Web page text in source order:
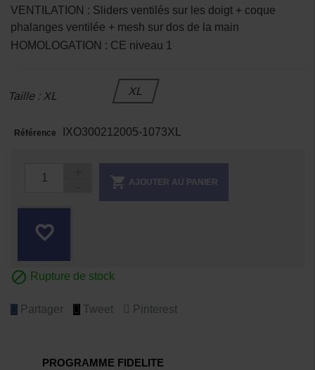
VENTILATION : Sliders ventilés sur les doigt + coque
phalanges ventilée + mesh sur dos de la main
HOMOLOGATION : CE niveau 1
Taille : XL XL
Référence IXO300212005-1073XL
 AJOUTER AU PANIER
favorite_border
 Rupture de stock
Partager Tweet Pinterest
PROGRAMME FIDELITE